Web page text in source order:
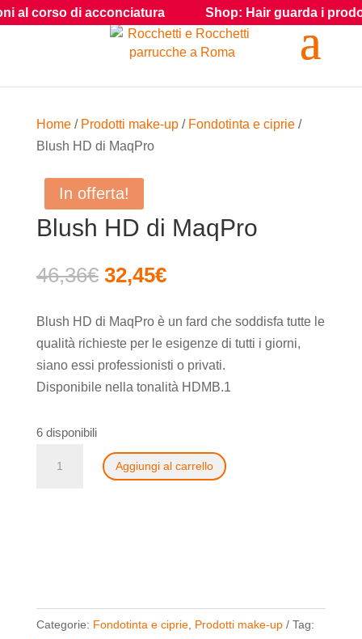
Home/ Prodotti make-up/ Fondotinta e ciprie/
Blush HD di MaqPro
In offerta!
Blush HD di MaqPro
46,36€ Il
originale
era:
46,36€.
32,45€Il
attuale
è:
32,45€.
Blush HD di MaqPro è un fard che soddisfa tutte le
qualità richieste per le esigenze di tutti i giorni,
siano essi professionisti o privati.
Disponibile nella tonalità HDMB.1
6 disponibili
Aggiungi al carrello
Categorie: Fondotinta e ciprie, Prodotti make-up
Tag:
acconciatura Shop: Hair guarda i prodotti e gli